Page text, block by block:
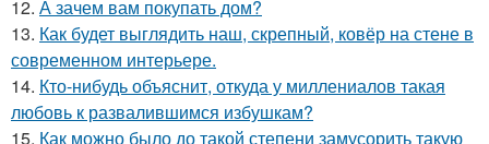
12. А зачем вам покупать дом?
13. Как будет выглядить наш, скрепный, ковёр на стене в
современном интерьере.
14. Кто-нибудь объяснит, откуда у миллениалов такая
любовь к развалившимся избушкам?
15. Как можно было до такой степени замусорить такую